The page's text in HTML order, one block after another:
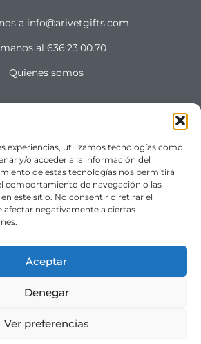
experiencias, utilizamos tecnologías como
y/o acceder a la información del
de estas tecnologías nos permitirá
comportamiento de navegación o las
este sitio. No consentir o retirar el
negativamente a ciertas
Aceptar
Denegar
Ver preferencias
a info@arivetgifts.com
al 636.23.00.70
Quienes somos
Aviso legal
de privacidad
de cookies (UE)
Costes de envio
"SÍGUENOS"